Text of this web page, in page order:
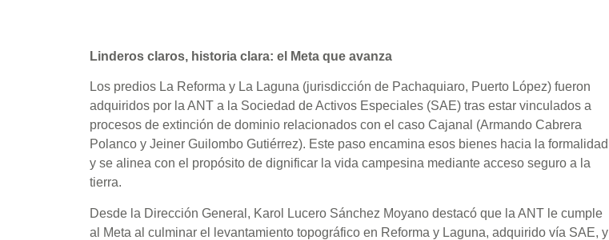
Linderos claros, historia clara: el Meta que avanza
Los predios La Reforma y La Laguna (jurisdicción de Pachaquiaro, Puerto López) fueron
adquiridos por la ANT a la Sociedad de Activos Especiales (SAE) tras estar vinculados a
procesos de extinción de dominio relacionados con el caso Cajanal (Armando Cabrera
Polanco y Jeiner Guilombo Gutiérrez). Este paso encamina esos bienes hacia la formalidad
y se alinea con el propósito de dignificar la vida campesina mediante acceso seguro a la
tierra.
Desde la Dirección General, Karol Lucero Sánchez Moyano destacó que la ANT le cumple
al Meta al culminar el levantamiento topográfico en Reforma y Laguna, adquirido vía SAE, y